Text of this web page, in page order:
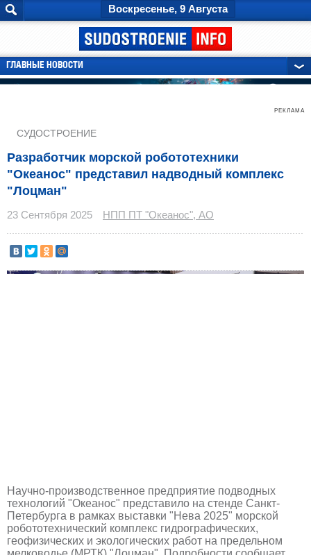
Воскресенье, 9 Августа
ГЛАВНЫЕ НОВОСТИ
РЕКЛАМА
СУДОСТРОЕНИЕ
Разработчик морской робототехники
"Океанос" представил надводный комплекс
"Лоцман"
23 Сентября 2025 НПП ПТ "Океанос", АО
Научно-производственное предприятие подводных
технологий "Океанос" представило на стенде Санкт-
Петербурга в рамках выставки "Нева 2025" морской
робототехнический комплекс гидрографических,
геофизических и экологических работ на предельном